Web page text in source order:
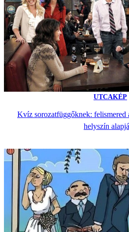
UTCAKÉP
Kvíz sorozatfüggőknek: felismered
helyszín